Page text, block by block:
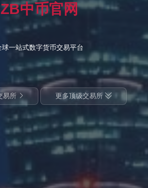
ZB中币官网
球一站式数字货币交易平台
易所 更多顶级交易所 